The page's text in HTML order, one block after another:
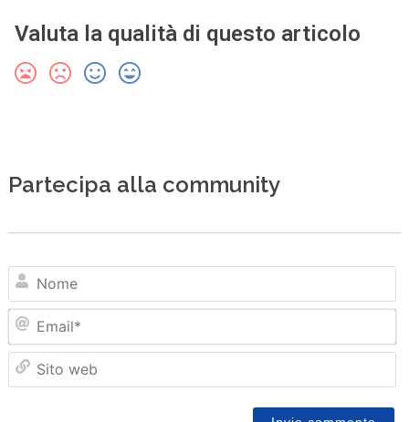
Valuta la qualità di questo articolo
Partecipa alla community